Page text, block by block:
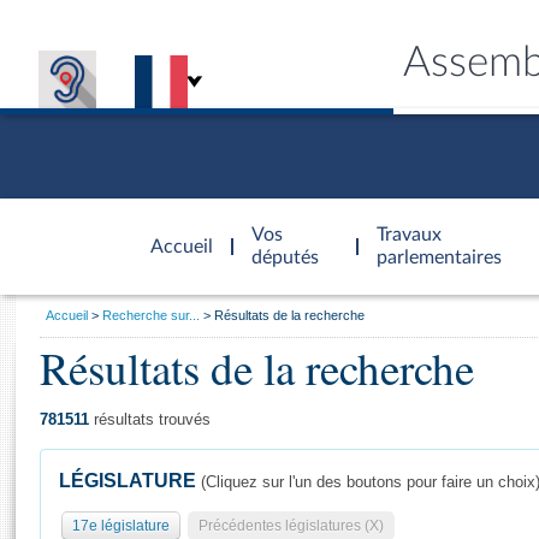
Accueil
d'accueil
Vos
députés
Travaux
parlementaires
Général
Vous
Accueil Recherche sur... Résultats de la recherche
Résultats de la recherche
781511 résultats trouvés
LÉGISLATURE (Cliquez sur l'un des boutons pour faire un choix)
17e législature Précédentes législatures (X)